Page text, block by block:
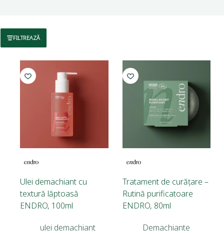
FILTREAZĂ
Ulei demachiant cu
textură lăptoasă
ENDRO, 100ml
ulei demachiant
Tratament de curățare –
Rutină purificatoare
ENDRO, 80ml
Demachiante